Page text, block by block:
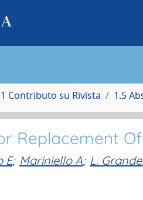
1 Contributo su Rivista 1.5
Replacement
E; Mariniello A; L. Grande